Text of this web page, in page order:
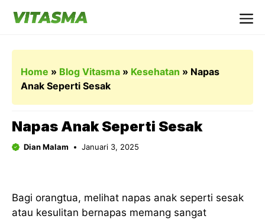
Home » Blog Vitasma » Kesehatan » Napas
Anak Seperti Sesak
Napas Anak Seperti Sesak
Dian Malam Januari 3, 2025
Bagi orangtua, melihat napas anak seperti sesak
atau kesulitan bernapas memang sangat